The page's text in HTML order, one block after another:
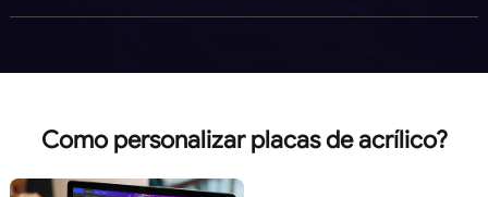
Como personalizar placas de acrílico?